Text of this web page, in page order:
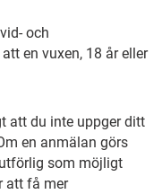
och
en vuxen, 18 år eller
att du inte uppger ditt
en anmälan görs
som möjligt
att få mer